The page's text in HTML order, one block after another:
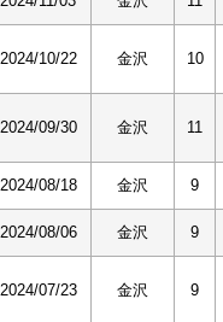
2024/10/22 金沢 10
2024/09/30 金沢 11
2024/08/18 金沢 9
2024/08/06 金沢 9
2024/07/23 金沢 9